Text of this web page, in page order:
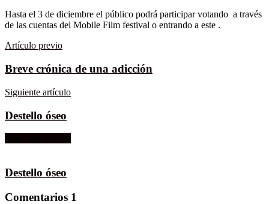
Hasta el 3 de diciembre el público podrá participar votando a través
de las cuentas del Mobile Film festival o entrando a este .
Artículo previo
Breve crónica de una adicción
Siguiente artículo
Destello óseo
Destello óseo
Comentarios 1